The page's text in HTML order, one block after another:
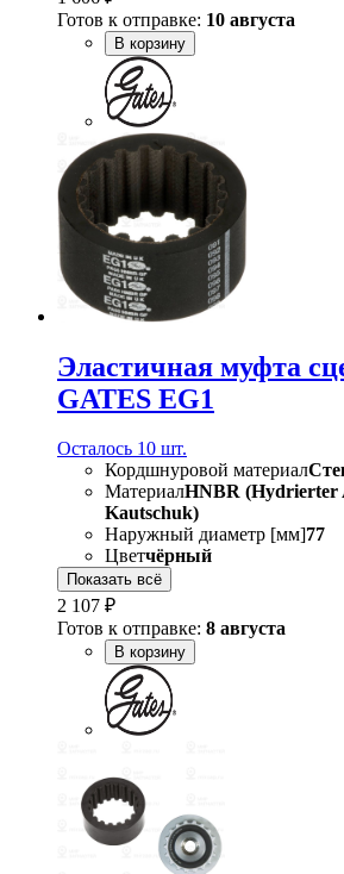
Готов к отправке: 10 августа
В корзину
Эластичная муфта
GATES EG1
Осталось 10 шт.
Кордшнуровой материал
МатериалHNBR (Hydrierter
Kautschuk)
Наружный диаметр [мм]77
Цветчёрный
Показать всё
2 107 ₽
Готов к отправке: 8 августа
В корзину